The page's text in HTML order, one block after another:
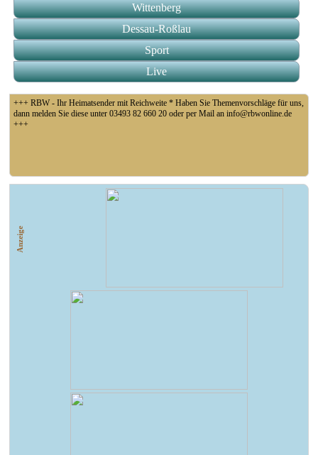
Wittenberg
Dessau-Roßlau
Sport
Live
+++ RBW - Ihr Heimatsender mit Reichweite * Haben Sie Themenvorschläge für uns,
dann melden Sie diese unter 03493 82 660 20 oder per Mail an info@rbwonline.de
+++
+++ Fußball Oberliga Süd 1. Spieltag: SG Union Sandersdorf - VfB 1921 Krieschow,
Anzeige